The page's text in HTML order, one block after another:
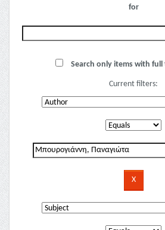
for
Search only items with
Current filters: